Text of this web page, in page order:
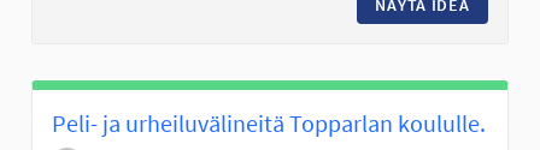
NÄYTÄ IDEA
Peli- ja urheiluvälineitä Topparlan koululle.